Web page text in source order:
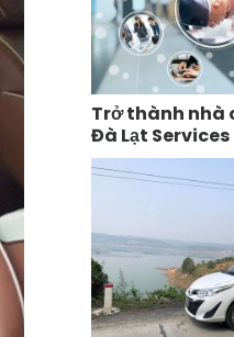
Trở thành nhà
Đà Lạt Services